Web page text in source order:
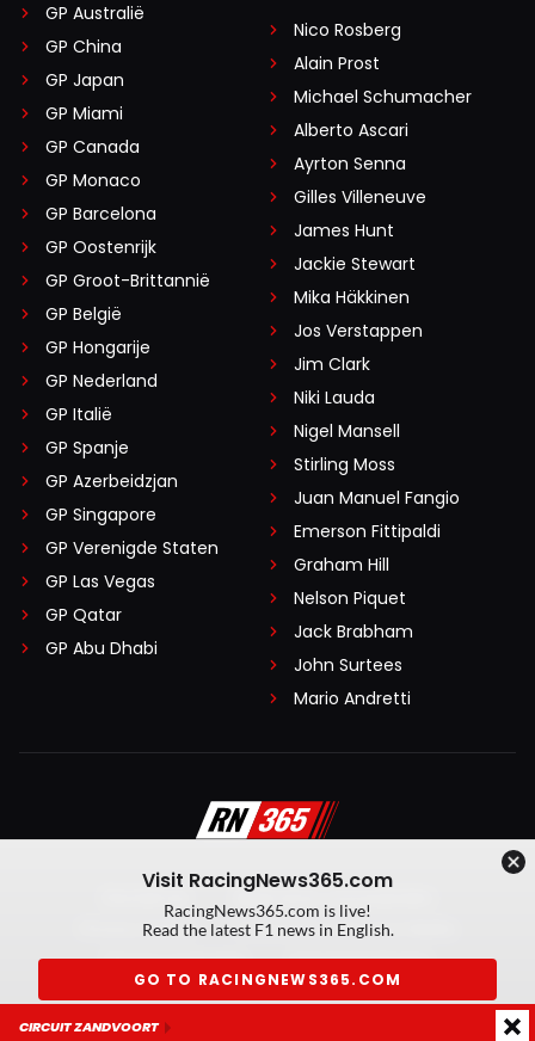
GP Australië
GP China
GP Japan
GP Miami
GP Canada
GP Monaco
GP Barcelona
GP Oostenrijk
GP Groot-Brittannië
GP België
GP Hongarije
GP Nederland
GP Italië
GP Spanje
GP Azerbeidzjan
GP Singapore
GP Verenigde Staten
GP Las Vegas
GP Qatar
GP Abu Dhabi
Nico Rosberg
Alain Prost
Michael Schumacher
Alberto Ascari
Ayrton Senna
Gilles Villeneuve
James Hunt
Jackie Stewart
Mika Häkkinen
Jos Verstappen
Jim Clark
Niki Lauda
Nigel Mansell
Stirling Moss
Juan Manuel Fangio
Emerson Fittipaldi
Graham Hill
Nelson Piquet
Jack Brabham
John Surtees
Mario Andretti
Algemene voorwaarden
Privacy Policy
Created by On Your Marks
Privacy manager
Kansspeluitingen
Visit RacingNews365.com
RacingNews365.com is live!
Read the latest F1 news in English.
GO TO RACINGNEWS365.COM
CIRCUIT ZANDVOORT